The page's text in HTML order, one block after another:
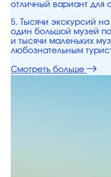
отличный вариант для
5. Тысячи экскурсий
один большой музей
и тысячи маленьких
любознательным
Смотреть больше